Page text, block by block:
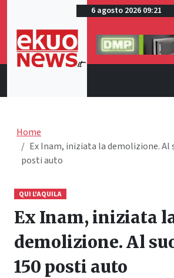
6 agosto 2026 09:21
Home
Ex Inam, iniziata la demolizione. Al
posti auto
QUI L'AQUILA
Ex Inam, iniziata
demolizione. Al
150 posti auto